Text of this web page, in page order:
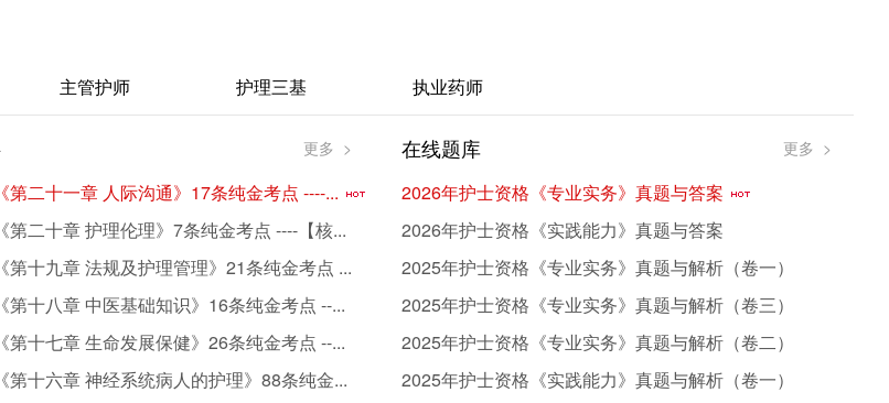
主管护师 护理三基 执业药师
更多 >
第二十一章 人际沟通》17条纯金考点 ----...
第二十章 护理伦理》7条纯金考点 ----【核...
第十九章 法规及护理管理》21条纯金考点 ...
第十八章 中医基础知识》16条纯金考点 --...
第十七章 生命发展保健》26条纯金考点 --...
第十六章 神经系统病人的护理》88条纯金...
在线题库 更多 >
2026年护士资格《专业实务》真题与答案
2026年护士资格《实践能力》真题与答案
2025年护士资格《专业实务》真题与解析（卷一）
2025年护士资格《专业实务》真题与解析（卷三）
2025年护士资格《专业实务》真题与解析（卷二）
2025年护士资格《实践能力》真题与解析（卷一）